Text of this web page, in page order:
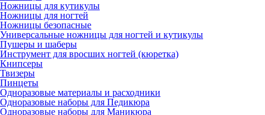
Ножницы для кутикулы
Ножницы для ногтей
Ножницы безопасные
Универсальные ножницы для ногтей и кутикулы
Пушеры и шаберы
Инструмент для вросших ногтей (кюретка)
Книпсеры
Твизеры
Пинцеты
Одноразовые материалы и расходники
Одноразовые наборы для Педикюра
Одноразовые наборы для Маникюра